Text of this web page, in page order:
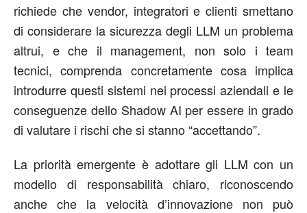
richiede che vendor, integratori e clienti smettano
di considerare la sicurezza degli LLM un problema
altrui, e che il management, non solo i team
tecnici, comprenda concretamente cosa implica
introdurre questi sistemi nei processi aziendali e le
conseguenze dello Shadow AI per essere in grado
di valutare i rischi chesi stanno “accettando”.
La priorità emergente è adottare gli LLM con un
modello di responsabilità chiaro, riconoscendo
anche che la velocità d’innovazione non può